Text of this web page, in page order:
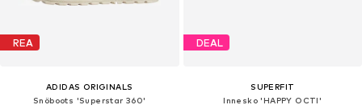
REA
ADIDAS ORIGINALS
Snöboots 'Superstar 360'
DEAL
SUPERFIT
Innesko 'HAPPY OCTI'